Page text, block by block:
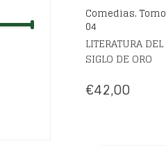
Comedias. Tomo
04
LITERATURA DEL
SIGLO DE ORO
€42,00